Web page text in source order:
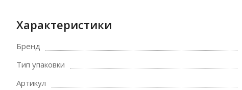
Характеристики
Бренд
Тип упаковки
Артикул